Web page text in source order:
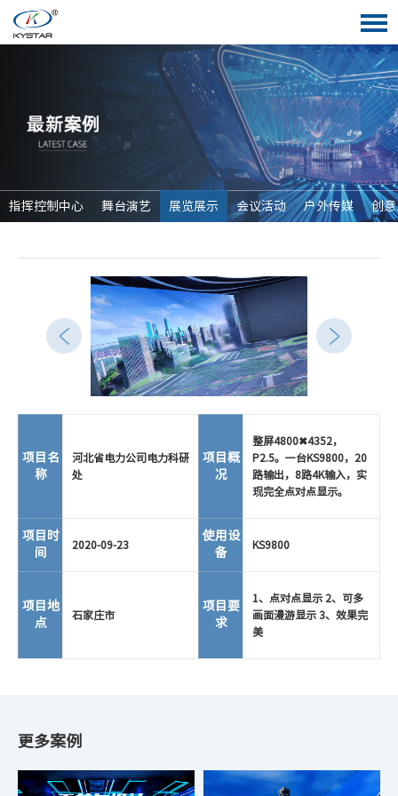
指挥控制中心 舞台演艺 展览展示 会议活动 户外传媒 创
项目名
称
河北省电力公司电力科研
处
项目概
况
整屏4800✖4352，
P2.5。一台KS9800，20
路输出，8路4K输入，实
现完全点对点显示。
项目时
间
2020-09-23
使用设
备
KS9800
项目地
点
石家庄市
项目要
求
1、点对点显示 2、可多
画面漫游显示 3、效果完
美
更多案例